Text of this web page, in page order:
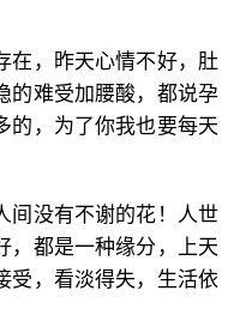
在，昨天心情不好，肚
的难受加腰酸，都说孕
的，为了你我也要每天
间没有不谢的花！人世
，都是一种缘分，上天
受，看淡得失，生活依